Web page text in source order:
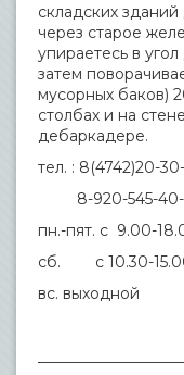
складских
через старое
упираетесь в
затем
мусорных баков)
столбах и на
дебаркадере.
тел. : 8(4742)20-
8-920-545-40-
пн.-пят. с 9.00-
сб. с 10.30-
вс. выходной